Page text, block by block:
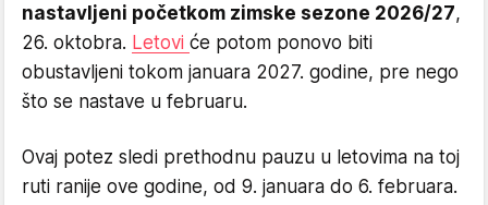
nastavljeni početkom zimske sezone 2026/27,
26. oktobra. Letovi će potom ponovo biti
obustavljeni tokom januara 2027. godine, pre nego
što se nastave u februaru.
Ovaj potez sledi prethodnu pauzu u letovima na toj
ruti ranije ove godine, od 9. januara do 6. februara.